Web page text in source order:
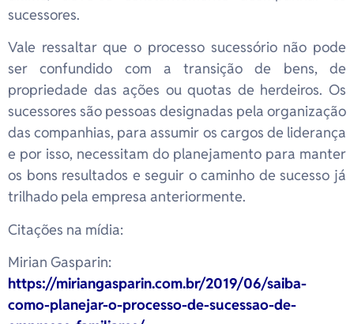
sucessores.
Vale ressaltar que o processo sucessório não pode
ser confundido com a transição de bens, de
propriedade das ações ou quotas de herdeiros. Os
sucessores são pessoas designadas pela organização
das companhias, para assumir os cargos de liderança
e por isso, necessitam do planejamento para manter
os bons resultados e seguir o caminho de sucesso já
trilhado pela empresa anteriormente.
Citações na mídia:
Mirian Gasparin:
https://miriangasparin.com.br/2019/06/saiba-
como-planejar-o-processo-de-sucessao-de-